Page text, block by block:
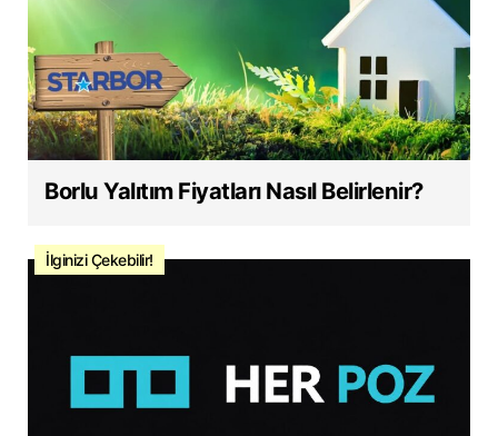
Borlu Yalıtım Fiyatları Nasıl Belirlenir?
İlginizi Çekebilir!